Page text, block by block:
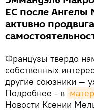
ЕС после Ангелы
активно
Французы твердо
собственных
другие союзники —
Подробнее - в
Новости Ксении